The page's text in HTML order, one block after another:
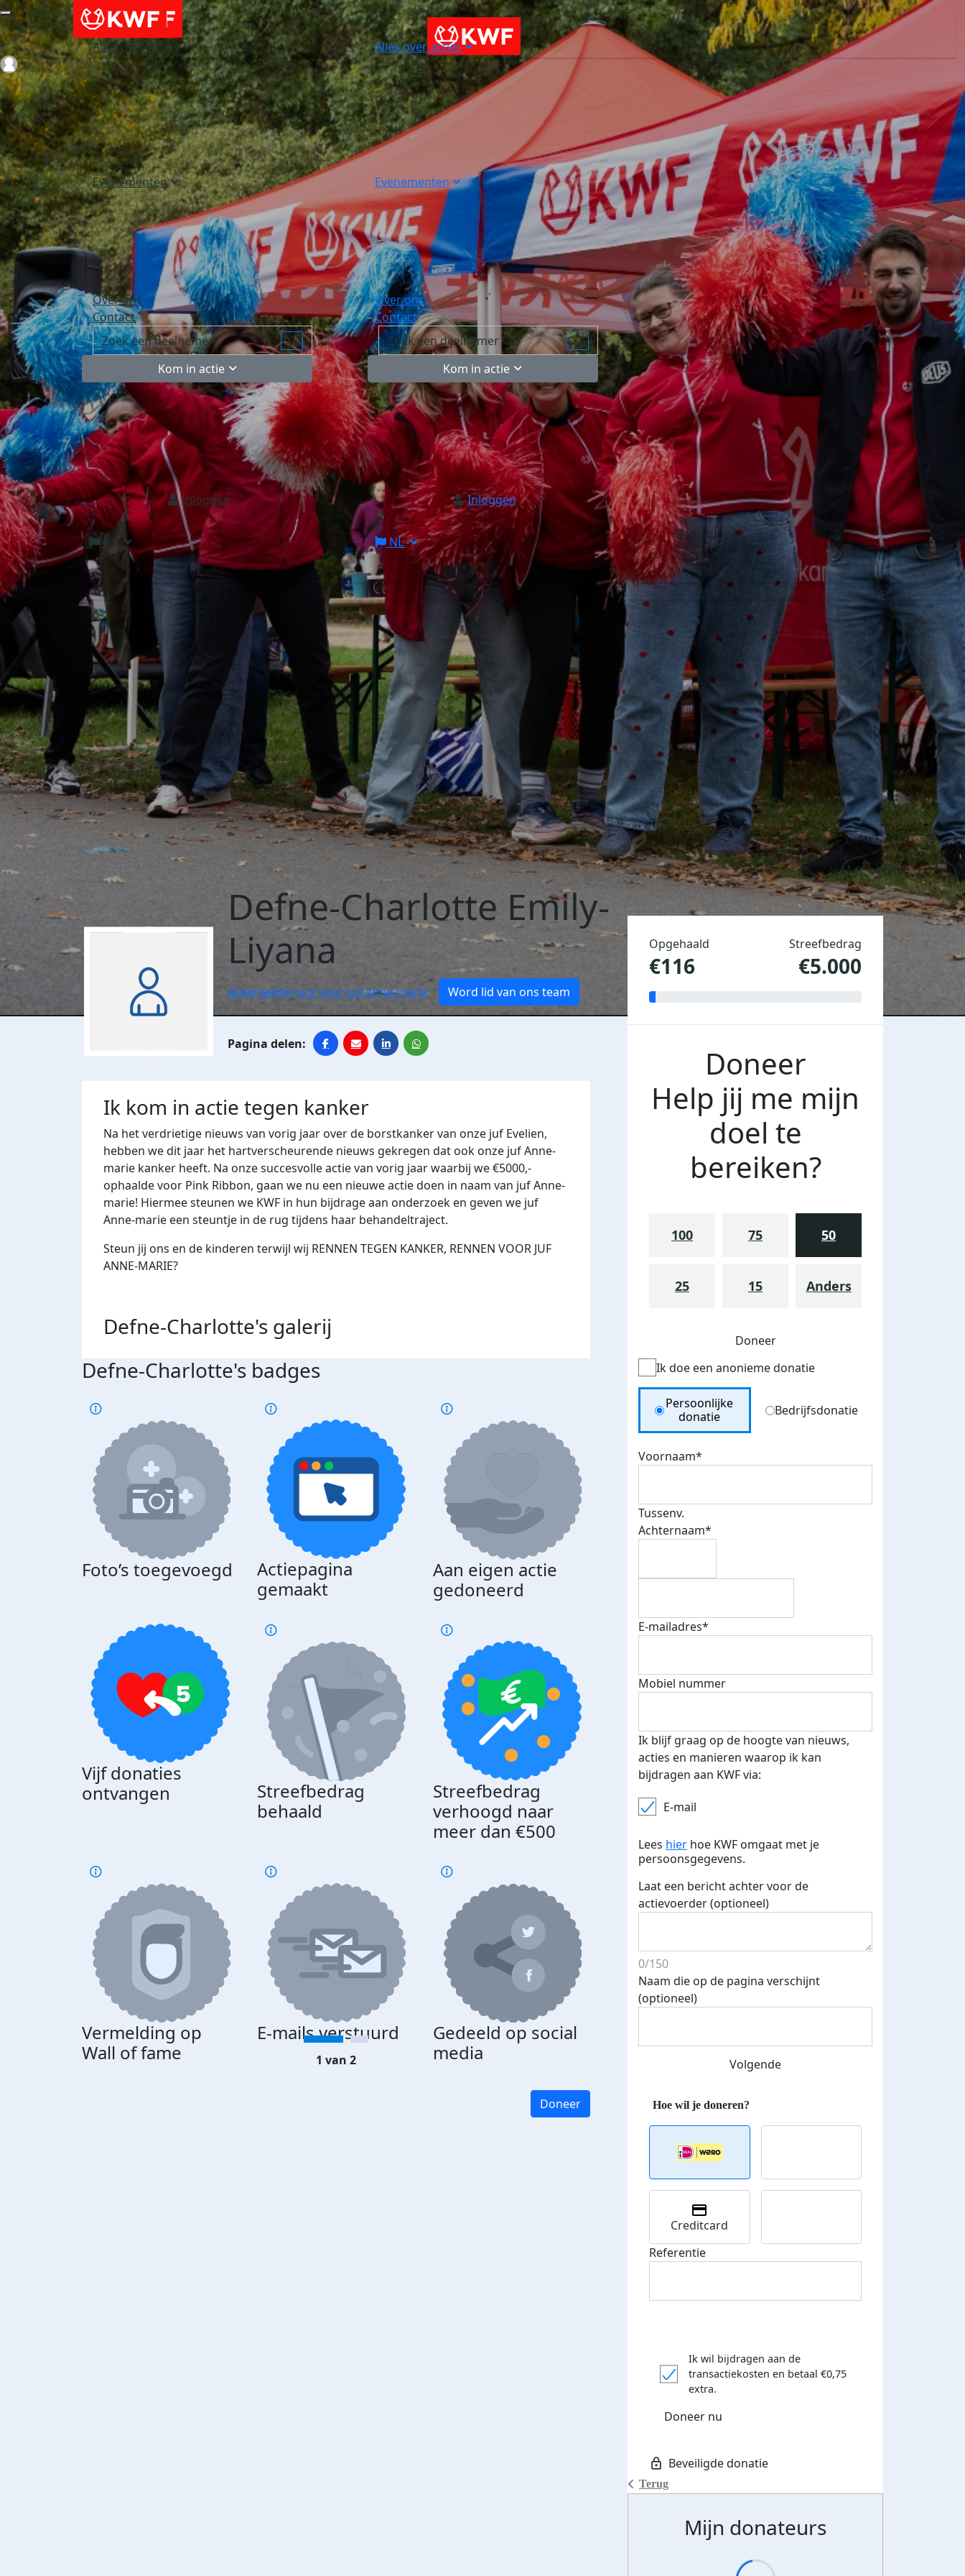
Alles over acties
Evenementen
Over ons
Contact
Kom in actie
Inloggen
NL
Alles over acties
Evenementen
Over ons
Contact
Kom in actie
Inloggen
NL
Login
Defne-Charlotte Emily-
Liyana
Ackerweide rent voor juf Anne-marie Word lid van ons team
Ik kom in actie tegen kanker
Na het verdrietige nieuws van vorig jaar over de borstkanker van onze juf Evelien,
hebben we dit jaar het hartverscheurende nieuws gekregen dat ook onze juf Anne-
marie kanker heeft. Na onze succesvolle actie van vorig jaar waarbij we €5000,-
ophaalde voor Pink Ribbon, gaan we nu een nieuwe actie doen in naam van juf Anne-
marie! Hiermee steunen we KWF in hun bijdrage aan onderzoek en geven we juf
Anne-marie een steuntje in de rug tijdens haar behandeltraject.
Steun jij ons en de kinderen terwijl wij RENNEN TEGEN KANKER, RENNEN VOOR JUF
ANNE-MARIE?
Defne-Charlotte's galerij
Defne-Charlotte's badges
Foto’s toegevoegd
Actiepagina
gemaakt
Aan eigen actie
gedoneerd
Vijf donaties
ontvangen
Streefbedrag
behaald
Streefbedrag
verhoogd naar
meer dan €500
Vermelding op
Wall of fame
E-mails verstuurd
Gedeeld op social
media
1 van 2
Doneer
Opgehaald
€116
Streefbedrag
€5.000
Doneer
Help jij me mijn
doel te
bereiken?
100 75 50
25 15 Anders
Doneer
Ik doe een anonieme donatie
Donation Type
Persoonlijke
donatie
Bedrijfsdonatie
Voornaam*
Tussenv.
Achternaam*
E-mailadres*
Mobiel nummer
Ik blijf graag op de hoogte van nieuws,
acties en manieren waarop ik kan
bijdragen aan KWF via:
E-mail
Lees hier hoe KWF omgaat met je
persoonsgegevens.
Laat een bericht achter voor de
actievoerder (optioneel)
0/150
Naam die op de pagina verschijnt
(optioneel)
Volgende
Terug
Creditcard
Referentie
Ik wil bijdragen aan de
transactiekosten en betaal €0,75
extra.
Doneer nu
Mijn donateurs